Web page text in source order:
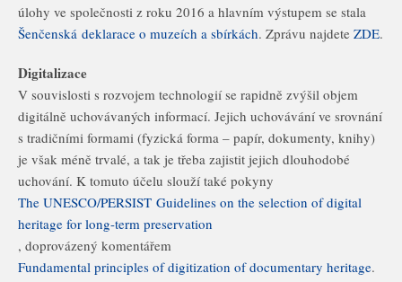
úlohy ve společnosti z roku 2016 a hlavním výstupem se stala
Šenčenská deklarace o muzeích a sbírkách. Zprávu najdete ZDE.
Digitalizace
V souvislosti s rozvojem technologií se rapidně zvýšil objem
digitálně uchovávaných informací. Jejich uchovávání ve srovnání
s tradičními formami (fyzická forma – papír, dokumenty, knihy)
je však méně trvalé, a tak je třeba zajistit jejich dlouhodobé
uchování. K tomuto účelu slouží také pokyny
The UNESCO/PERSIST Guidelines on the selection of digital
heritage for long-term preservation
, doprovázený komentářem
Fundamental principles of digitization of documentary heritage.